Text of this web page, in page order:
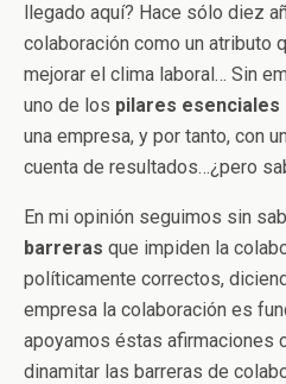
llegado aquí? Hace sólo diez
colaboración como un atributo
mejorar el clima laboral… Sin
uno de los pilares esenciales
una empresa, y por tanto, con
cuenta de resultados…¿pero
En mi opinión seguimos sin
barreras que impiden la
políticamente correctos,
empresa la colaboración es
apoyamos éstas afirmaciones
dinamitar las barreras de